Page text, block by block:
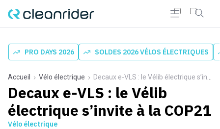
PRO DAYS 2026 SOLDES 2026 VÉLOS ÉLECTRIQUES
Accueil Vélo électrique Decaux e-VLS : le Vélib électrique s’invite à la COP21
Decaux e-VLS : le Vélib
électrique s’invite à la COP21
Vélo électrique